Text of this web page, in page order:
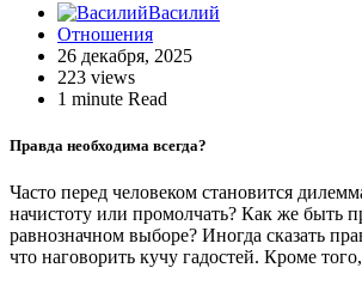
Василий
Отношения
26 декабря, 2025
223 views
1 minute Read
Правда необходима всегда?
Часто перед человеком становится
начистоту или промолчать? Как же быть
равнозначном выборе? Иногда сказать
что наговорить кучу гадостей. Кроме